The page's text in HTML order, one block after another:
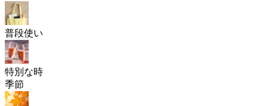
普段使い
特別な時
季節